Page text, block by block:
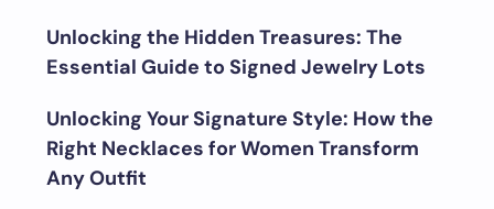
Unlocking the Hidden Treasures: The
Essential Guide to Signed Jewelry Lots
Unlocking Your Signature Style: How the
Right Necklaces for Women Transform
Any Outfit